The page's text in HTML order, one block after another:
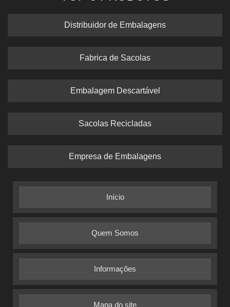
Distribuidor de Embalagens
Fabrica de Sacolas
Embalagem Descartável
Sacolas Recicladas
Empresa de Embalagens
Início
Quem Somos
Informações
Mapa do site